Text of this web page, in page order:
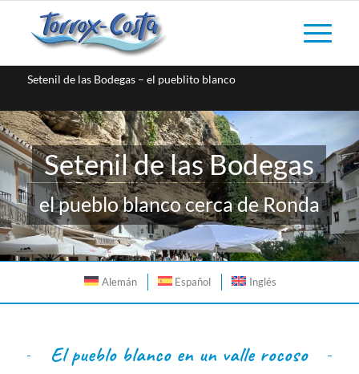
Setenil de las Bodegas – el pueblito blanco
Setenil de las Bodegas
el pueblo blanco cerca de Ronda
Alemán Español Inglés
El pueblo blanco en un valle rocoso